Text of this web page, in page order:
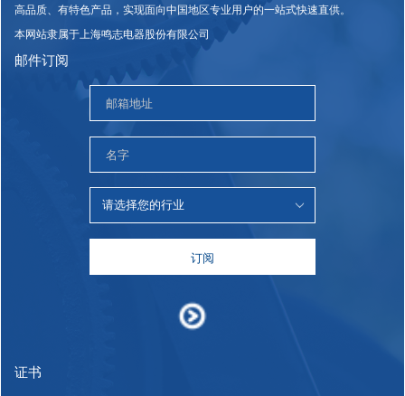
高品质、有特色产品，实现面向中国地区专业用户的一站式快速直供。
本网站隶属于上海鸣志电器股份有限公司
邮件订阅
订阅
证书